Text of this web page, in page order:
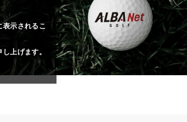
示されるこ
上げます。